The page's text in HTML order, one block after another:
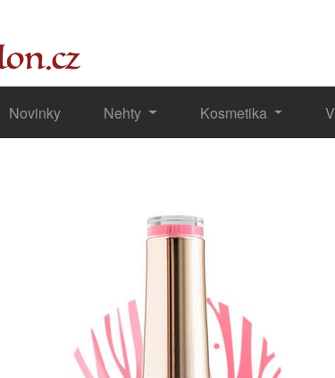
Novinky Nehty Kosmetika